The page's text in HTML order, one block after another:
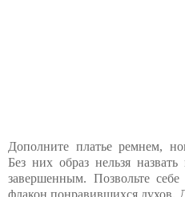
Дополните платье ремнем,
Без них образ нельзя
завершенным. Позвольте
флакон понравившихся духов.